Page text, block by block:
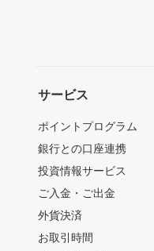
サービス
ポイントプログラム
銀行との口座連携
投資情報サービス
ご入金・ご出金
外貨決済
お取引時間